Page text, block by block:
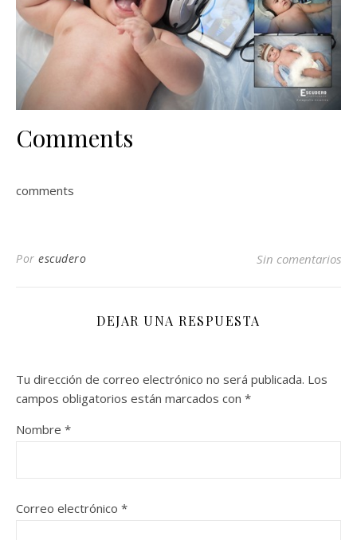
Comments
comments
Por escudero Sin comentarios
DEJAR UNA RESPUESTA
Tu dirección de correo electrónico no será publicada. Los
campos obligatorios están marcados con *
Nombre *
Correo electrónico *